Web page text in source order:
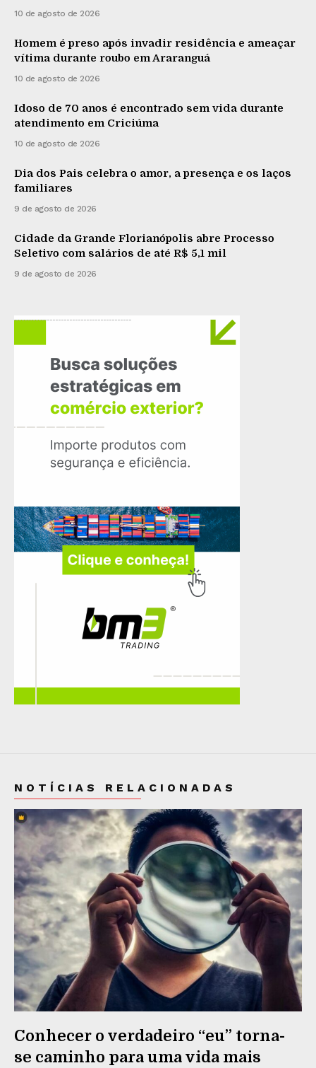
10 de agosto de 2026
Homem é preso após invadir residência e ameaçar
vítima durante roubo em Araranguá
10 de agosto de 2026
Idoso de 70 anos é encontrado sem vida durante
atendimento em Criciúma
10 de agosto de 2026
Dia dos Pais celebra o amor, a presença e os laços
familiares
9 de agosto de 2026
Cidade da Grande Florianópolis abre Processo
Seletivo com salários de até R$ 5,1 mil
9 de agosto de 2026
NOTÍCIAS RELACIONADAS
Conhecer o verdadeiro “eu” torna-
se caminho para uma vida mais